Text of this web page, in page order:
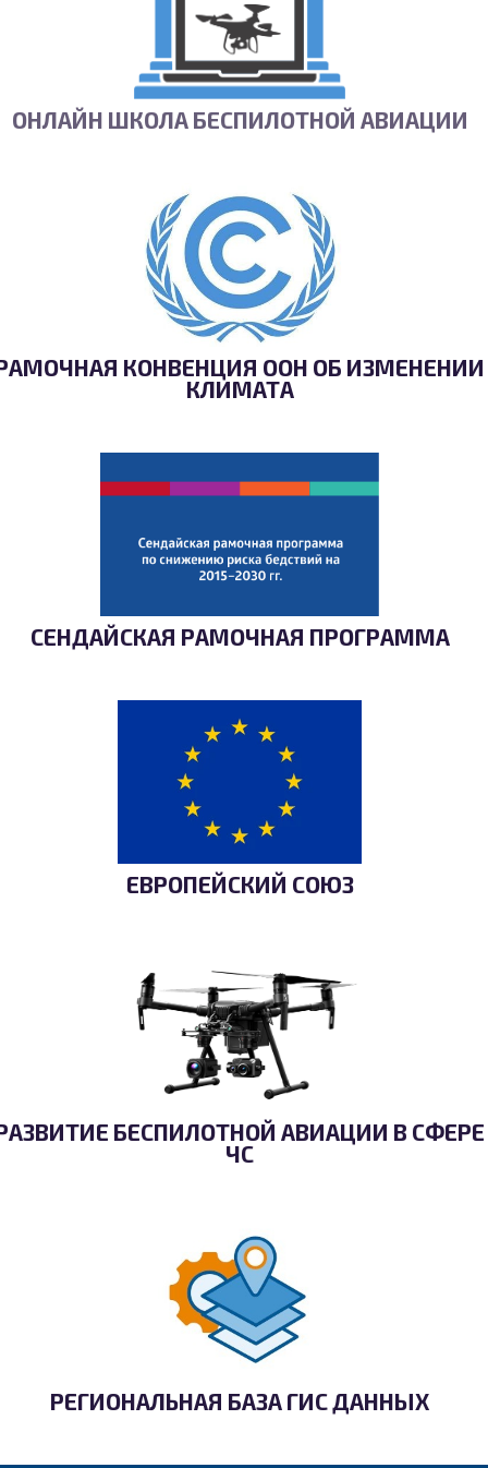
ОНЛАЙН ШКОЛА БЕСПИЛОТНОЙ АВИАЦИИ
КОНВЕНЦИЯ ООН ОБ ИЗМЕНЕНИИ
КЛИМАТА
СЕНДАЙСКАЯ РАМОЧНАЯ ПРОГРАММА
ЕВРОПЕЙСКИЙ СОЮЗ
БЕСПИЛОТНОЙ АВИАЦИИ В СФЕРЕ
ЧС
РЕГИОНАЛЬНАЯ БАЗА ГИС ДАННЫХ